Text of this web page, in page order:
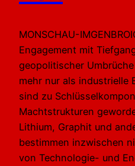
MONSCHAU-
Engagement mit
geopolitischer
mehr nur als industrielle
sind zu
Machtstrukturen
Lithium, Graphit und
bestimmen inzwischen
von Technologie- und